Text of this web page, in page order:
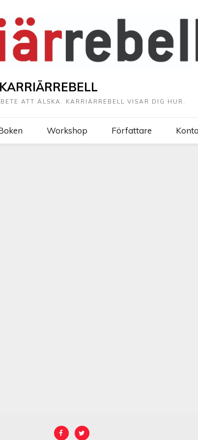
KARRIÄRREBELL
ATT ÄLSKA. KARRIÄRREBELL VISAR DIG HUR.
Workshop Författare